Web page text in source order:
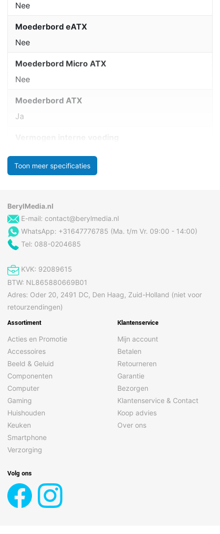
Nee
Moederbord eATX
Nee
Moederbord Micro ATX
Nee
Moederbord ATX
Ja
Toon meer specificaties
BerylMedia.nl
E-mail: contact@berylmedia.nl
WhatsApp: +31647776785 (Ma. t/m Vr. 09:00 - 14:00)
Tel: 088-0204685
KVK: 92089615
BTW: NL865880669B01
Adres: Oder 20, 2491 DC, Den Haag, Zuid-Holland (niet voor
retourzendingen)
Assortiment
Acties en Promotie
Accessoires
Beeld & Geluid
Componenten
Computer
Gaming
Huishouden
Keuken
Smartphone
Verzorging
Klantenservice
Mijn account
Betalen
Retourneren
Garantie
Bezorgen
Klantenservice & Contact
Koop advies
Over ons
Volg ons